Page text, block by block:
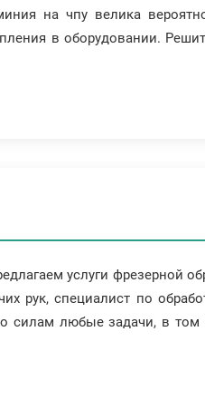
на чпу велика
в оборудовании.
услуги фрезерной
рук, специалист по
силам любые задачи, в том